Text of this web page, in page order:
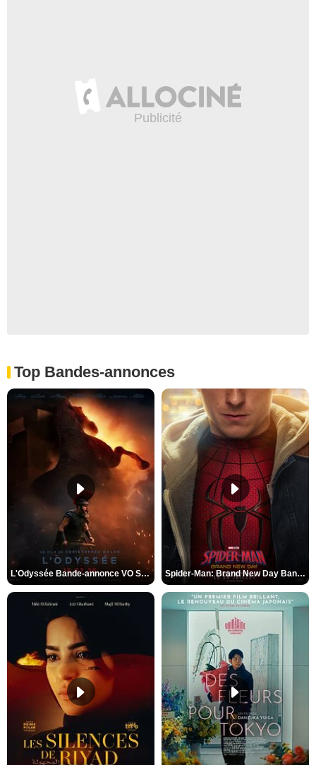
Top Bandes-annonces
L'Odyssée Bande-annonce VO STFR Spider-Man: Brand New Day Bande-annonce VO STFR